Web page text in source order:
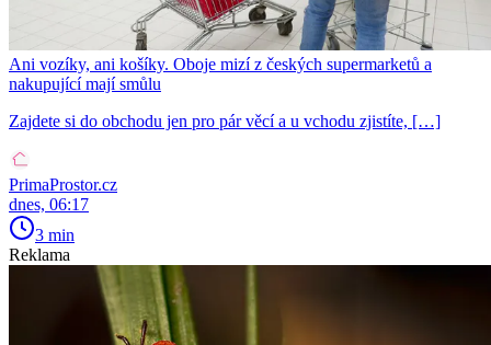
Ani vozíky, ani košíky. Oboje mizí z českých supermarketů a
nakupující mají smůlu
Zajdete si do obchodu jen pro pár věcí a u vchodu zjistíte, […]
PrimaProstor.cz
dnes, 06:17
3 min
Reklama